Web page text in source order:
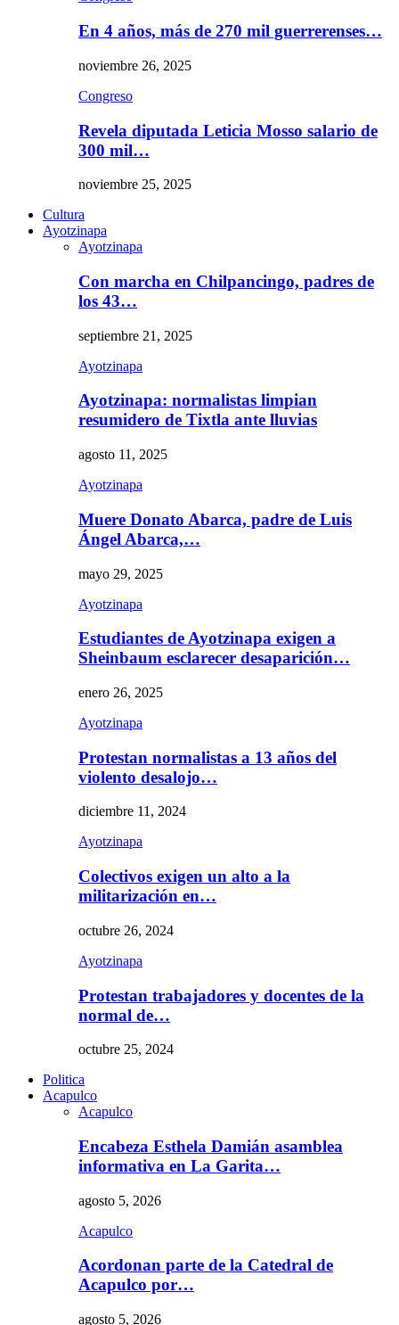
En 4 años, más de 270 mil guerrerenses…
noviembre 26, 2025
Congreso
Revela diputada Leticia Mosso salario de
300 mil…
noviembre 25, 2025
Cultura
Ayotzinapa
Ayotzinapa
Con marcha en Chilpancingo, padres de
los 43…
septiembre 21, 2025
Ayotzinapa
Ayotzinapa: normalistas limpian
resumidero de Tixtla ante lluvias
agosto 11, 2025
Ayotzinapa
Muere Donato Abarca, padre de Luis
Ángel Abarca,…
mayo 29, 2025
Ayotzinapa
Estudiantes de Ayotzinapa exigen a
Sheinbaum esclarecer desaparición…
enero 26, 2025
Ayotzinapa
Protestan normalistas a 13 años del
violento desalojo…
diciembre 11, 2024
Ayotzinapa
Colectivos exigen un alto a la
militarización en…
octubre 26, 2024
Ayotzinapa
Protestan trabajadores y docentes de la
normal de…
octubre 25, 2024
Politica
Acapulco
Acapulco
Encabeza Esthela Damián asamblea
informativa en La Garita…
agosto 5, 2026
Acapulco
Acordonan parte de la Catedral de
Acapulco por…
agosto 5, 2026